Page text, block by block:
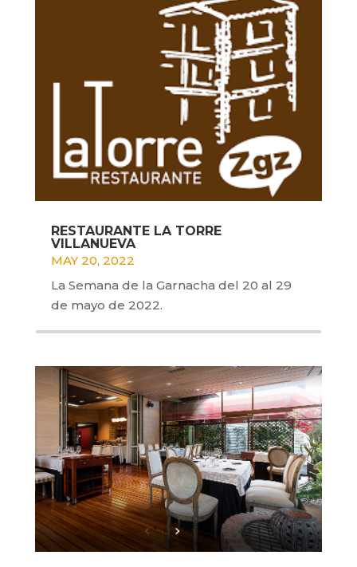
RESTAURANTE LA TORRE
VILLANUEVA
MAY 20, 2022
La Semana de la Garnacha del 20 al 29
de mayo de 2022.